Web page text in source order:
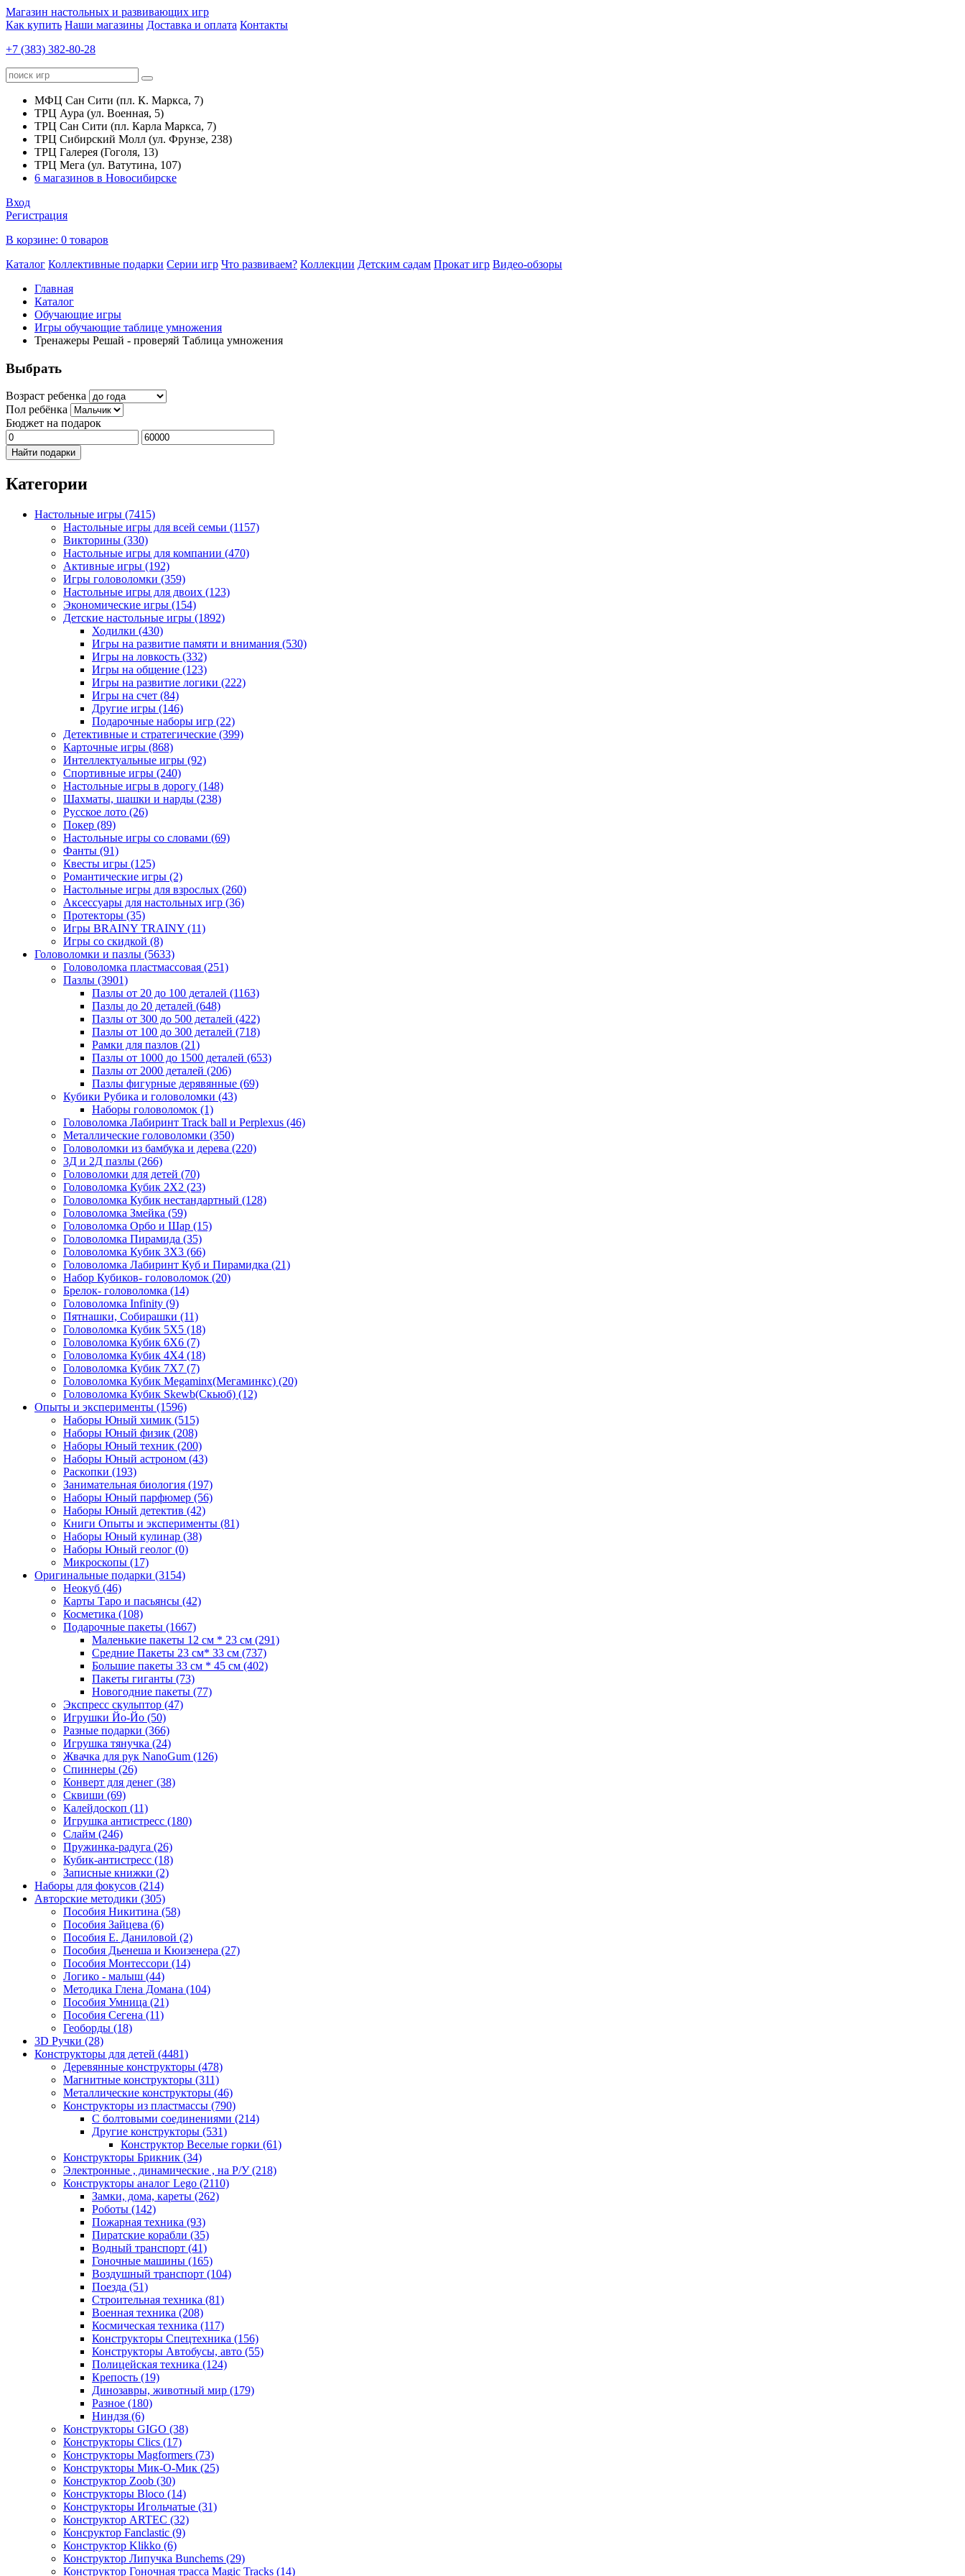
Магазин настольных и развивающих игр
Как купить Наши магазины Доставка и оплата Контакты
+7 (383) 382-80-28
МФЦ Сан Сити (пл. К. Маркса, 7)
ТРЦ Аура (ул. Военная, 5)
ТРЦ Сан Сити (пл. Карла Маркса, 7)
ТРЦ Сибирский Молл (ул. Фрунзе, 238)
ТРЦ Галерея (Гоголя, 13)
ТРЦ Мега (ул. Ватутина, 107)
6 магазинов в Новосибирске
Вход
Регистрация
В корзине: 0 товаров
Каталог Коллективные подарки Серии игр Что развиваем? Коллекции Детским садам Прокат игр Видео-обзоры
Главная
Каталог
Обучающие игры
Игры обучающие таблице умножения
Тренажеры Решай - проверяй Таблица умножения
Выбрать
Возраст ребенка
Пол ребёнка
Бюджет на подарок
Найти подарки
Категории
Настольные игры (7415)
Настольные игры для всей семьи (1157)
Викторины (330)
Настольные игры для компании (470)
Активные игры (192)
Игры головоломки (359)
Настольные игры для двоих (123)
Экономические игры (154)
Детские настольные игры (1892)
Ходилки (430)
Игры на развитие памяти и внимания (530)
Игры на ловкость (332)
Игры на общение (123)
Игры на развитие логики (222)
Игры на счет (84)
Другие игры (146)
Подарочные наборы игр (22)
Детективные и стратегические (399)
Карточные игры (868)
Интеллектуальные игры (92)
Спортивные игры (240)
Настольные игры в дорогу (148)
Шахматы, шашки и нарды (238)
Русское лото (26)
Покер (89)
Настольные игры со словами (69)
Фанты (91)
Квесты игры (125)
Романтические игры (2)
Настольные игры для взрослых (260)
Аксессуары для настольных игр (36)
Протекторы (35)
Игры BRAINY TRAINY (11)
Игры со скидкой (8)
Головоломки и пазлы (5633)
Головоломка пластмассовая (251)
Пазлы (3901)
Пазлы от 20 до 100 деталей (1163)
Пазлы до 20 деталей (648)
Пазлы от 300 до 500 деталей (422)
Пазлы от 100 до 300 деталей (718)
Рамки для пазлов (21)
Пазлы от 1000 до 1500 деталей (653)
Пазлы от 2000 деталей (206)
Пазлы фигурные дерявянные (69)
Кубики Рубика и головоломки (43)
Наборы головоломок (1)
Головоломка Лабиринт Track ball и Perplexus (46)
Металлические головоломки (350)
Головоломки из бамбука и дерева (220)
3Д и 2Д пазлы (266)
Головоломки для детей (70)
Головоломка Кубик 2Х2 (23)
Головоломка Кубик нестандартный (128)
Головоломка Змейка (59)
Головоломка Орбо и Шар (15)
Головоломка Пирамида (35)
Головоломка Кубик 3Х3 (66)
Головоломка Лабиринт Куб и Пирамидка (21)
Набор Кубиков- головоломок (20)
Брелок- головоломка (14)
Головоломка Infinity (9)
Пятнашки, Собирашки (11)
Головоломка Кубик 5Х5 (18)
Головоломка Кубик 6Х6 (7)
Головоломка Кубик 4Х4 (18)
Головоломка Кубик 7Х7 (7)
Головоломка Кубик Megaminx(Мегаминкс) (20)
Головоломка Кубик Skewb(Скьюб) (12)
Опыты и эксперименты (1596)
Наборы Юный химик (515)
Наборы Юный физик (208)
Наборы Юный техник (200)
Наборы Юный астроном (43)
Раскопки (193)
Занимательная биология (197)
Наборы Юный парфюмер (56)
Наборы Юный детектив (42)
Книги Опыты и эксперименты (81)
Наборы Юный кулинар (38)
Наборы Юный геолог (0)
Микроскопы (17)
Оригинальные подарки (3154)
Неокуб (46)
Карты Таро и пасьянсы (42)
Косметика (108)
Подарочные пакеты (1667)
Маленькие пакеты 12 см * 23 см (291)
Средние Пакеты 23 см* 33 см (737)
Большие пакеты 33 см * 45 см (402)
Пакеты гиганты (73)
Новогодние пакеты (77)
Экспресс скульптор (47)
Игрушки Йо-Йо (50)
Разные подарки (366)
Игрушка тянучка (24)
Жвачка для рук NanoGum (126)
Спиннеры (26)
Конверт для денег (38)
Сквиши (69)
Калейдоскоп (11)
Игрушка антистресс (180)
Слайм (246)
Пружинка-радуга (26)
Кубик-антистресс (18)
Записные книжки (2)
Наборы для фокусов (214)
Авторские методики (305)
Пособия Никитина (58)
Пособия Зайцева (6)
Пособия Е. Даниловой (2)
Пособия Дьенеша и Кюизенера (27)
Пособия Монтессори (14)
Логико - малыш (44)
Методика Глена Домана (104)
Пособия Умница (21)
Пособия Сегена (11)
Геоборды (18)
3D Ручки (28)
Конструкторы для детей (4481)
Деревянные конструкторы (478)
Магнитные конструкторы (311)
Металлические конструкторы (46)
Конструкторы из пластмассы (790)
С болтовыми соединениями (214)
Другие конструкторы (531)
Конструктор Веселые горки (61)
Конструкторы Брикник (34)
Электронные , динамические , на Р/У(218)
Конструкторы аналог Lego (2110)
Замки, дома, кареты (262)
Роботы (142)
Пожарная техника (93)
Пиратские корабли (35)
Водный транспорт (41)
Гоночные машины (165)
Воздушный транспорт (104)
Поезда (51)
Строительная техника (81)
Военная техника (208)
Космическая техника (117)
Конструкторы Спецтехника (156)
Конструкторы Автобусы, авто (55)
Полицейская техника (124)
Крепость (19)
Динозавры, животный мир (179)
Разное (180)
Ниндзя (6)
Конструкторы GIGO (38)
Конструкторы Clics (17)
Конструкторы Magformers (73)
Конструкторы Мик-О-Мик (25)
Конструктор Zoob (30)
Конструкторы Bloco (14)
Конструкторы Игольчатые (31)
Конструктор ARTEC (32)
Консруктор Fanclastic (9)
Конструктор Klikko (6)
Конструктор Липучка Bunchems (29)
Конструктор Гоночная трасса Magic Tracks (14)